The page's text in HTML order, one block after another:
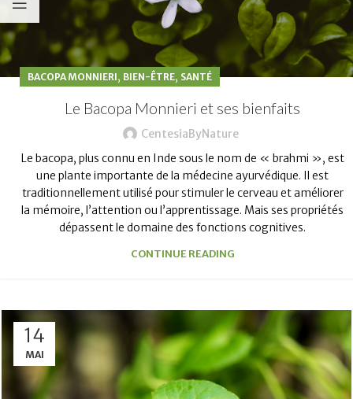
BACOPA MONNIERI, BIEN-ÊTRE, SANTÉ
Le Bacopa Monnieri et ses bienfaits
CentesiaByNature
Le bacopa, plus connu en Inde sous le nom de « brahmi », est
une plante importante de la médecine ayurvédique. Il est
traditionnellement utilisé pour stimuler le cerveau et améliorer
la mémoire, l’attention ou l’apprentissage. Mais ses propriétés
dépassent le domaine des fonctions cognitives.
CONTINUE READING
14
MAI